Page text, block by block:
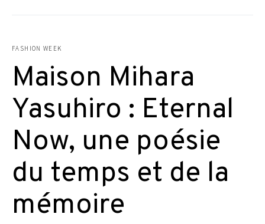
FASHION WEEK
Maison Mihara
Yasuhiro : Eternal
Now, une poésie
du temps et de la
mémoire